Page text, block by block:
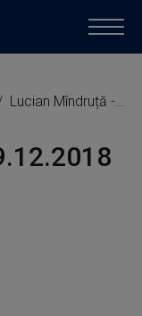
Lucian Mîndruță - 19.12.2018